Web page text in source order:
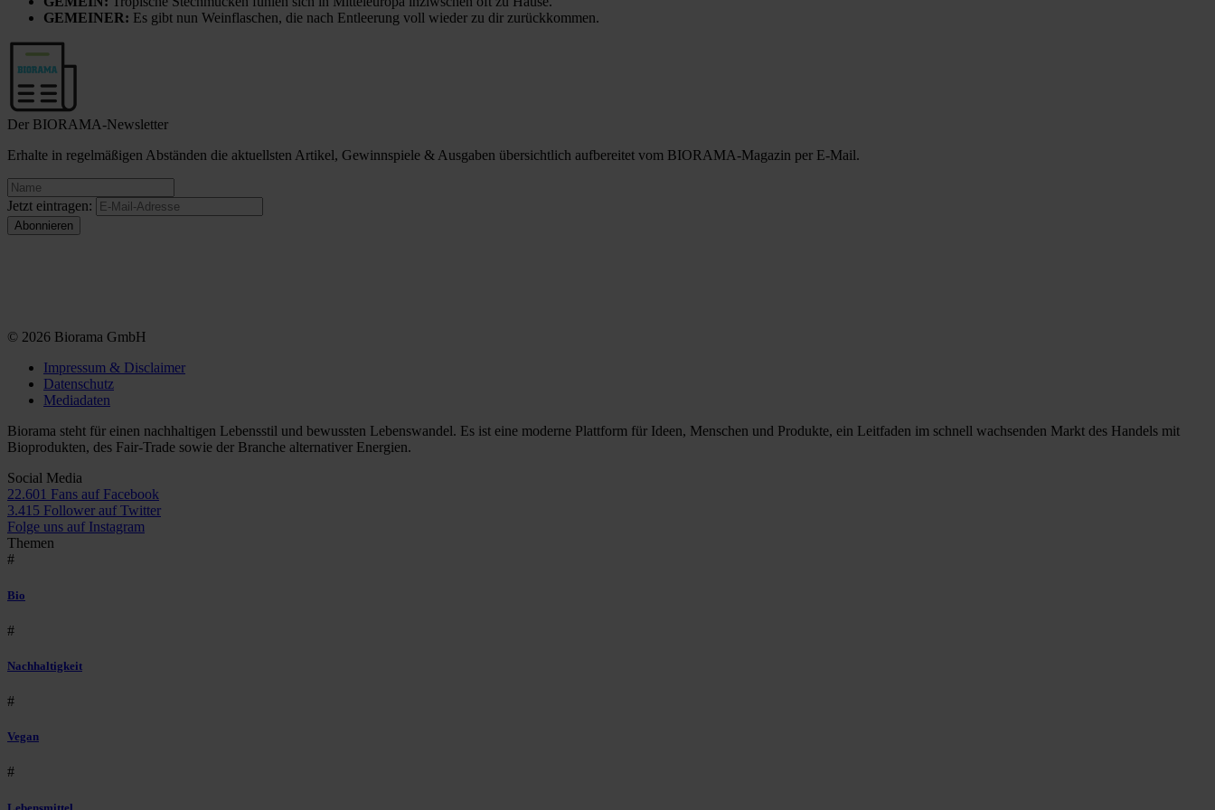
GEMEINER: Es gibt nun Weinflaschen, die nach Entleerung voll wieder zu dir zurückkommen.
Der BIORAMA-Newsletter
Erhalte in regelmäßigen Abständen die aktuellsten Artikel, Gewinnspiele & Ausgaben übersichtlich aufbereitet vom BIORAMA-Magazin per E-Mail.
Jetzt eintragen:
© 2026 Biorama GmbH
Impressum & Disclaimer
Datenschutz
Mediadaten
Biorama steht für einen nachhaltigen Lebensstil und bewussten Lebenswandel. Es ist eine moderne Plattform für Ideen, Menschen und Produkte, ein Leitfaden im schnell wachsenden Markt des Handels mit
Bioprodukten, des Fair-Trade sowie der Branche alternativer Energien.
Social Media
22.601 Fans auf Facebook
3.415 Follower auf Twitter
Folge uns auf Instagram
Themen
#
Bio
#
Nachhaltigkeit
#
Vegan
#